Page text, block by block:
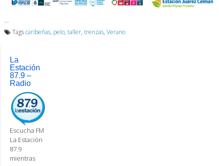
…
Tagscaribeñas, pelo, taller, trenzas, Verano
La
Estación
87.9 –
Radio
Escucha FM
La Estación
87.9
mientras